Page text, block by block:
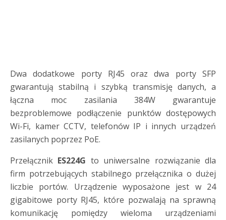
Dwa dodatkowe porty RJ45 oraz dwa porty SFP
gwarantują stabilną i szybką transmisję danych, a
łączna moc zasilania 384W gwarantuje
bezproblemowe podłączenie punktów dostępowych
Wi-Fi, kamer CCTV, telefonów IP i innych urządzeń
zasilanych poprzez PoE.
Przełącznik ES224G to uniwersalne rozwiązanie dla
firm potrzebujących stabilnego przełącznika o dużej
liczbie portów. Urządzenie wyposażone jest w 24
gigabitowe porty RJ45, które pozwalają na sprawną
komunikację pomiędzy wieloma urządzeniami